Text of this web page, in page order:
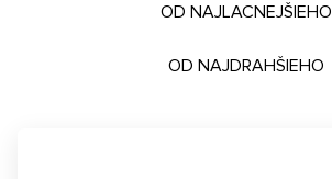
OD NAJLACNEJŠIEHO
OD NAJDRAHŠIEHO